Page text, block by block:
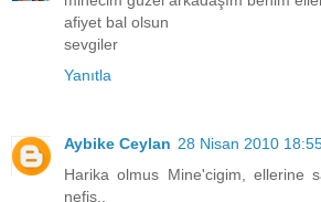
afiyet bal olsun
sevgiler
Yanıtla
Aybike Ceylan 28 Nisan 2010
Harika olmus Mine'cigim, ellerine
nefis..